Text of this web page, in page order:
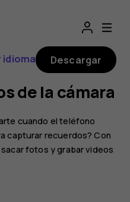
idioma Descargar
de la cámara
cuando el teléfono
capturar recuerdos? Con
fotos y grabar videos